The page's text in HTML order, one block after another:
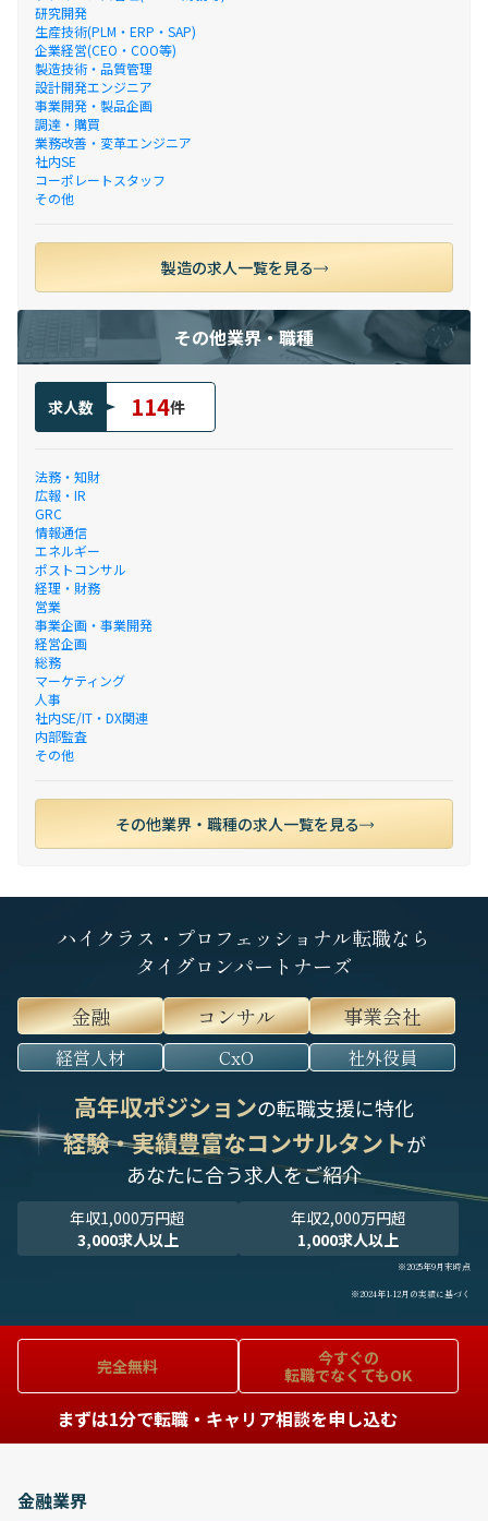
研究開発
生産技術(PLM・ERP・SAP)
企業経営(CEO・COO等)
製造技術・品質管理
設計開発エンジニア
事業開発・製品企画
調達・購買
業務改善・変革エンジニア
社内SE
コーポレートスタッフ
その他
製造の求人一覧を見る
その他業界・職種
求人数 114件
法務・知財
広報・IR
GRC
情報通信
エネルギー
ポストコンサル
経理・財務
営業
事業企画・事業開発
経営企画
総務
マーケティング
人事
社内SE/IT・DX関連
内部監査
その他
その他業界・職種の求人一覧を見る
ハイクラス・プロフェッショナル転職なら
タイグロンパートナーズ
金融
コンサル 事業会社
経営人材 CxO 社外役員
高年収ポジションの転職支援に特化
経験・実績豊富なコンサルタントが
あなたに合う求人をご紹介
年収1,000万円超
3,000求人以上
年収2,000万円超
1,000求人以上
※2025年9月末時点
※2024年1-12月の実績に基づく
完全無料
今すぐの
転職でなくてもOK
まずは1分で転職・キャリア相談を申し込む
金融業界